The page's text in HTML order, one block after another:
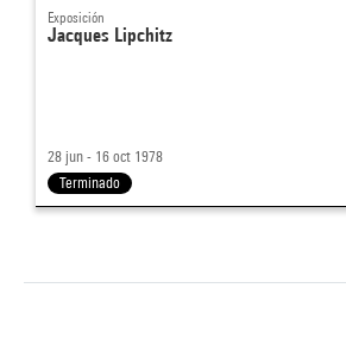
Exposición
Jacques Lipchitz
28 jun - 16 oct 1978
Terminado